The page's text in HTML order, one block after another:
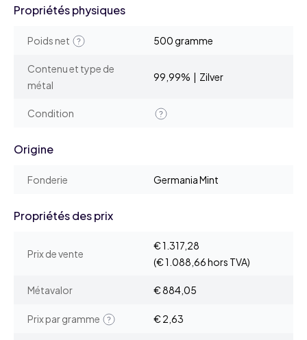
Propriétés physiques
Poids net 500 gramme
Contenu et type de
métal
99,99% | Zilver
Condition
Origine
Fonderie Germania Mint
Propriétés des prix
Prix de vente
€ 1.317,28
(€ 1.088,66 hors TVA)
Métavalor € 884,05
Prix par gramme € 2,63